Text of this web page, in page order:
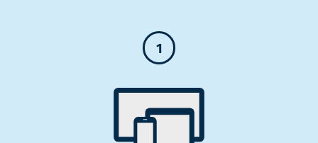
1